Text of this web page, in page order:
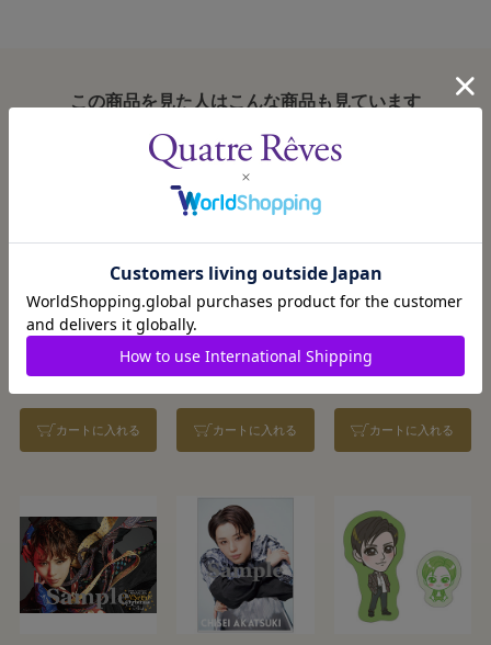
この商品を見た人はこんな商品も見ています
スターステッカー
シート／暁千星
カートに入れる
スターステッカー
カートに入れる
グ／暁千星
2024/12/25発売
カートに入れる